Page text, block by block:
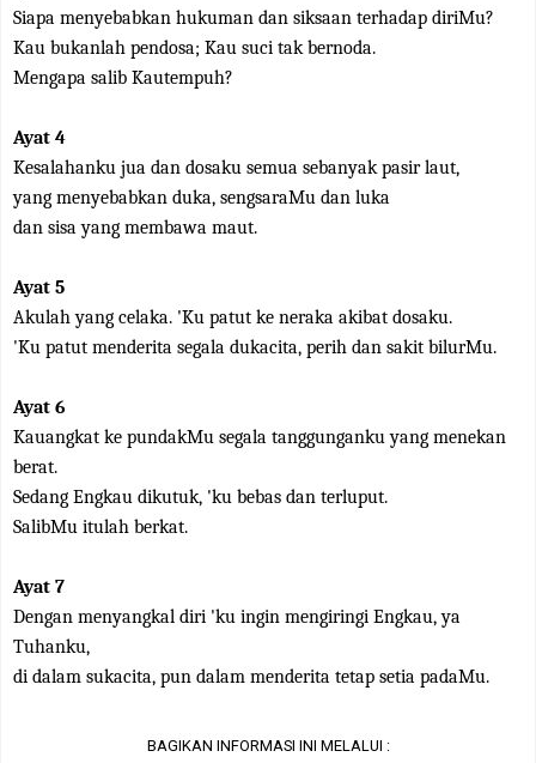
Siapa menyebabkan hukuman dan siksaan terhadap diriMu?
Kau bukanlah pendosa; Kau suci tak bernoda.
Mengapa salib Kautempuh?
Ayat 4
Kesalahanku jua dan dosaku semua sebanyak pasir laut,
yang menyebabkan duka, sengsaraMu dan luka
dan sisa yang membawa maut.
Ayat 5
Akulah yang celaka. 'Ku patut ke neraka akibat dosaku.
'Ku patut menderita segala dukacita, perih dan sakit bilurMu.
Ayat 6
Kauangkat ke pundakMu segala tanggunganku yang menekan
berat.
Sedang Engkau dikutuk, 'ku bebas dan terluput.
SalibMu itulah berkat.
Ayat 7
Dengan menyangkal diri 'ku ingin mengiringi Engkau, ya
Tuhanku,
di dalam sukacita, pun dalam menderita tetap setia padaMu.
BAGIKAN INFORMASI INI MELALUI :